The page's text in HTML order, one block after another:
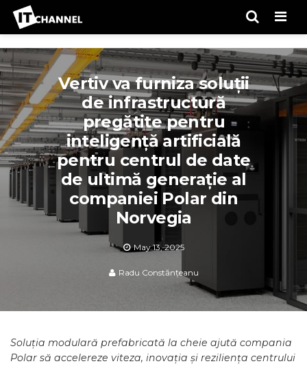
Vertiv va furniza soluții
de infrastructură
pregătite pentru
inteligență artificială
pentru centrul de date
de ultimă generație al
companiei Polar din
Norvegia
May 13, 2025
Radu Constănțeanu
Soluția modulară prefabricată la cheie ajută compania
Polar să accelereze viteza, inovația și reziliența centrului